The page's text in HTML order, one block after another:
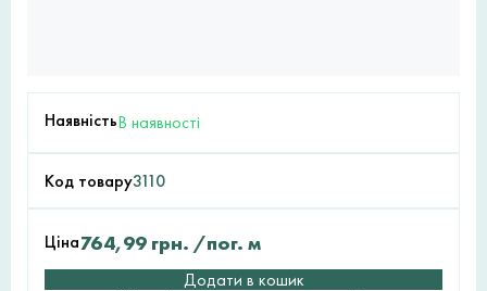
НаявністьВ наявності
Код товару3110
Ціна764,99 грн. /пог. м
Додати в кошик